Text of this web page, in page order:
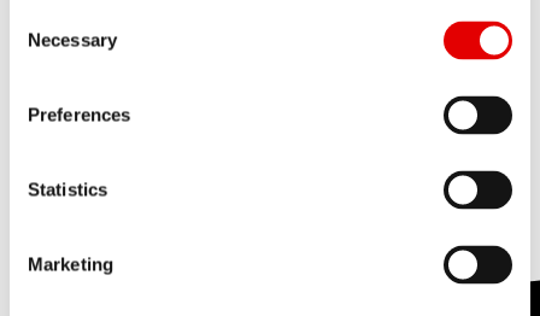
Necessary
Preferences
Statistics
Marketing
• 急カーブでの機敏な方向転換。
• リム重量の減少に伴う素早い直接加速。
デメリット
• ディープリムより失速しやすいため、空力
的なメリットが減る（セーリング効果を利用
しにくくなる）。